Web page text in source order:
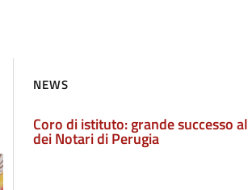
NEWS
Coro di istituto: grande successo
dei Notari di Perugia